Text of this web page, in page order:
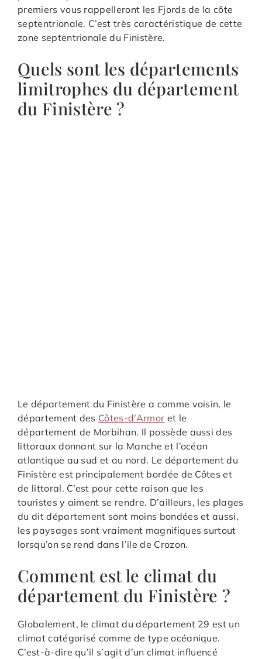
premiers vous rappelleront les Fjords de la côte
septentrionale. C’est très caractéristique de cette
zone septentrionale du Finistère.
Quels sont les départements
limitrophes du département
du Finistère ?
Le département du Finistère a comme voisin, le
département des Côtes-d’Armor et le
département de Morbihan. Il possède aussi des
littoraux donnant sur la Manche et l’océan
atlantique au sud et au nord. Le département du
Finistère est principalement bordée de Côtes et
de littoral. C’est pour cette raison que les
touristes y aiment se rendre. D’ailleurs, les plages
du dit département sont moins bondées et aussi,
les paysages sont vraiment magnifiques surtout
lorsqu’on se rend dans l’ile de Crozon.
Comment est le climat du
département du Finistère ?
Globalement, le climat du département 29 est un
climat catégorisé comme de type océanique.
C’est-à-dire qu’il s’agit d’un climat influencé